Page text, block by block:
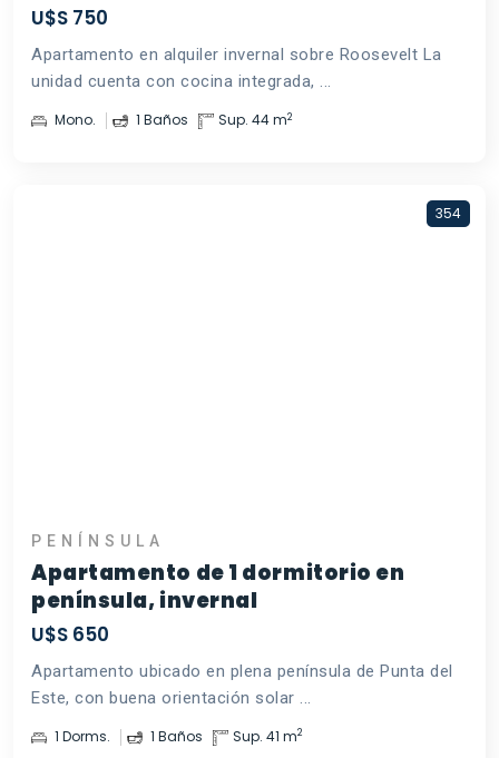
U$S 750
Apartamento en alquiler invernal sobre Roosevelt La
unidad cuenta con cocina integrada, ...
Mono. 1 Baños Sup. 44 m2
354
PENÍNSULA
Apartamento de 1 dormitorio en
península, invernal
U$S 650
Apartamento ubicado en plena península de Punta del
Este, con buena orientación solar ...
1 Dorms. 1 Baños Sup. 41 m2